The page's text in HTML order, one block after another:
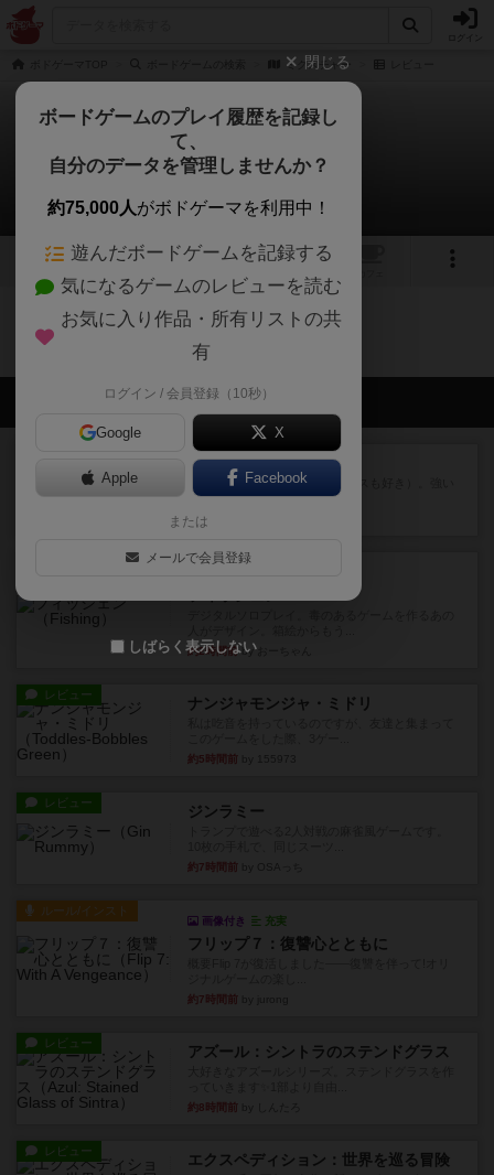
ミクスチャー
ミクスチャー
0件のレビュー
2
ミクスチャーのトップに戻る
会員の新しい投稿
マスクメン
マスクメンすごい好き（プロレスも好き）。強い
やつを決めるというより、ジ...
20分前
約2時間前by おーちゃん
レビュー ナンジャモンジャ・ミドリ
約5時間前
レビュー ジンラミー
約7時間前
ルール/インスト
画像付き 充実
フリップ７：復讐心とともに
約7時間前
レビュー アズール：シントラのステンドグラス
約8時間前
レビュー エクスペディション：世界を巡る冒険
閉じる
ボードゲームのプレイ履歴を記録し
て、
自分のデータを管理しませんか？
約75,000人がボドゲーマを利用中！
遊んだボードゲームを記録する
気になるゲームのレビューを読む
お気に入り作品・所有リストの共
有
ログイン / 会員登録（10秒）
Google X
Apple Facebook
または
メールで会員登録
しばらく表示しない